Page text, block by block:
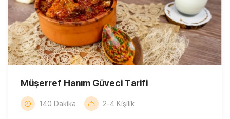
Müşerref Hanım Güveci Tarifi
140 Dakika 2-4 Kişilik